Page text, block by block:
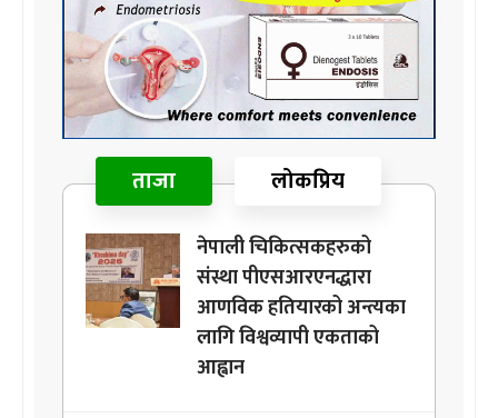
ताजा लोकप्रिय
नेपाली चिकित्सकहरुको
संस्था पीएसआरएनद्धारा
आणविक हतियारको अन्त्यका
लागि विश्वव्यापी एकताको
आह्वान